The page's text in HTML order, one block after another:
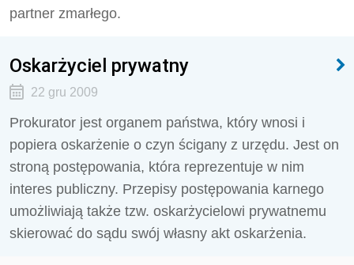
partner zmarłego.
Oskarżyciel prywatny
22 gru 2009
Prokurator jest organem państwa, który wnosi i
popiera oskarżenie o czyn ścigany z urzędu. Jest on
stroną postępowania, która reprezentuje w nim
interes publiczny. Przepisy postępowania karnego
umożliwiają także tzw. oskarżycielowi prywatnemu
skierować do sądu swój własny akt oskarżenia.